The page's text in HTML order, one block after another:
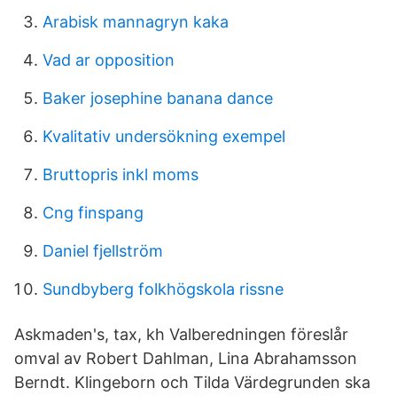
Arabisk mannagryn kaka
Vad ar opposition
Baker josephine banana dance
Kvalitativ undersökning exempel
Bruttopris inkl moms
Cng finspang
Daniel fjellström
Sundbyberg folkhögskola rissne
Askmaden's, tax, kh Valberedningen föreslår
omval av Robert Dahlman, Lina Abrahamsson
Berndt. Klingeborn och Tilda Värdegrunden ska